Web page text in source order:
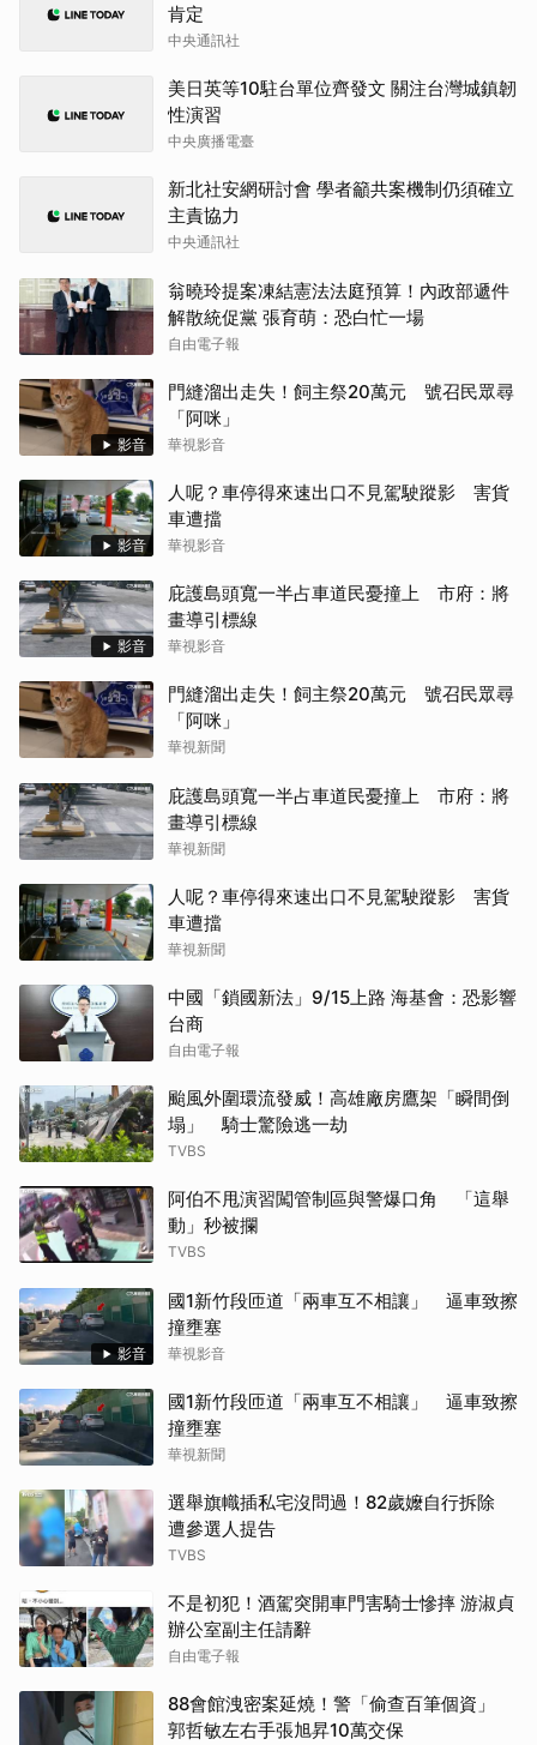
肯定
中央通訊社
美日英等10駐台單位齊發文 關注台灣城鎮韌
性演習
中央廣播電臺
新北社安網研討會 學者籲共案機制仍須確立
主責協力
中央通訊社
翁曉玲提案凍結憲法法庭預算！內政部遞件
解散統促黨 張育萌：恐白忙一場
自由電子報
影音
門縫溜出走失！飼主祭20萬元 號召民眾尋
「阿咪」
華視影音
影音
人呢？車停得來速出口不見駕駛蹤影 害貨
車遭擋
華視影音
影音
庇護島頭寬一半占車道民憂撞上 市府：將
畫導引標線
華視影音
門縫溜出走失！飼主祭20萬元 號召民眾尋
「阿咪」
華視新聞
庇護島頭寬一半占車道民憂撞上 市府：將
畫導引標線
華視新聞
人呢？車停得來速出口不見駕駛蹤影 害貨
車遭擋
華視新聞
中國「鎖國新法」9/15上路 海基會：恐影響
台商
自由電子報
颱風外圍環流發威！高雄廠房鷹架「瞬間倒
塌」 騎士驚險逃一劫
TVBS
阿伯不甩演習闖管制區與警爆口角 「這舉
動」秒被攔
TVBS
影音
國1新竹段匝道「兩車互不相讓」 逼車致擦
撞壅塞
華視影音
國1新竹段匝道「兩車互不相讓」 逼車致擦
撞壅塞
華視新聞
選舉旗幟插私宅沒問過！82歲嬤自行拆除
遭參選人提告
TVBS
不是初犯！酒駕突開車門害騎士慘摔 游淑貞
辦公室副主任請辭
自由電子報
88會館洩密案延燒！警「偷查百筆個資」
郭哲敏左右手張旭昇10萬交保